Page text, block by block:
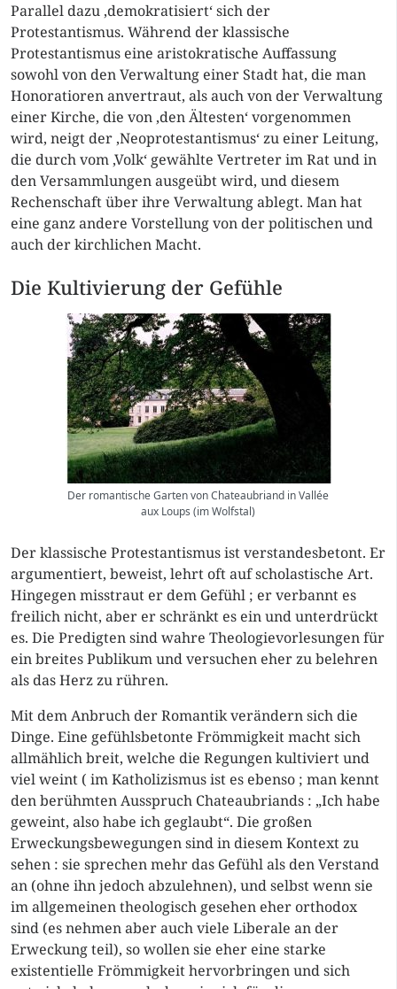
Parallel dazu ‚demokratisiert‘ sich der
Protestantismus. Während der klassische
Protestantismus eine aristokratische Auffassung
sowohl von den Verwaltung einer Stadt hat, die man
Honoratioren anvertraut, als auch von der Verwaltung
einer Kirche, die von ‚den Ältesten‘ vorgenommen
wird, neigt der ‚Neoprotestantismus‘ zu einer Leitung,
die durch vom ‚Volk‘ gewählte Vertreter im Rat und in
den Versammlungen ausgeübt wird, und diesem
Rechenschaft über ihre Verwaltung ablegt. Man hat
eine ganz andere Vorstellung von der politischen und
auch der kirchlichen Macht.
Die Kultivierung der Gefühle
Der romantische Garten von Chateaubriand in Vallée
aux Loups (im Wolfstal)
Der klassische Protestantismus ist verstandesbetont. Er
argumentiert, beweist, lehrt oft aufscholastische Art.
Hingegen misstraut er dem Gefühl ; er verbannt es
freilich nicht, aber er schränkt es ein und unterdrückt
es. Die Predigten sind wahre Theologievorlesungen für
ein breites Publikum und versuchen eher zu belehren
als das Herz zu rühren.
Mit dem Anbruch der Romantik verändern sich die
Dinge. Eine gefühlsbetonte Frömmigkeit macht sich
allmählich breit, welche die Regungen kultiviert und
viel weint ( im Katholizismus ist es ebenso ; man kennt
den berühmten Ausspruch Chateaubriands : „Ich habe
geweint, also habe ich geglaubt“. Die großen
Erweckungsbewegungen sind in diesem Kontext zu
sehen : sie sprechen mehr das Gefühl als den Verstand
an (ohne ihn jedoch abzulehnen), und selbst wenn sie
im allgemeinen theologisch gesehen eher orthodox
sind (es nehmen aber auch viele Liberale an der
Erweckung teil), so wollen sie eher eine starke
existentielle Frömmigkeit hervorbringen und sich